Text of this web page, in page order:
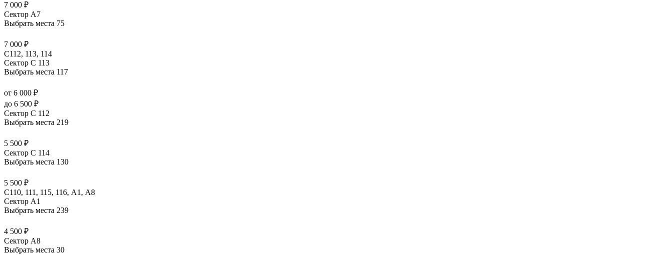
7 000 ₽
Сектор А7
Выбрать места 75
7 000 ₽
С112, 113, 114
Сектор C 113
Выбрать места 117
от 6 000 ₽
до 6 500 ₽
Сектор C 112
Выбрать места 219
5 500 ₽
Сектор C 114
Выбрать места 130
5 500 ₽
C110, 111, 115, 116, А1, A8
Сектор A1
Выбрать места 239
4 500 ₽
Сектор A8
Выбрать места 30